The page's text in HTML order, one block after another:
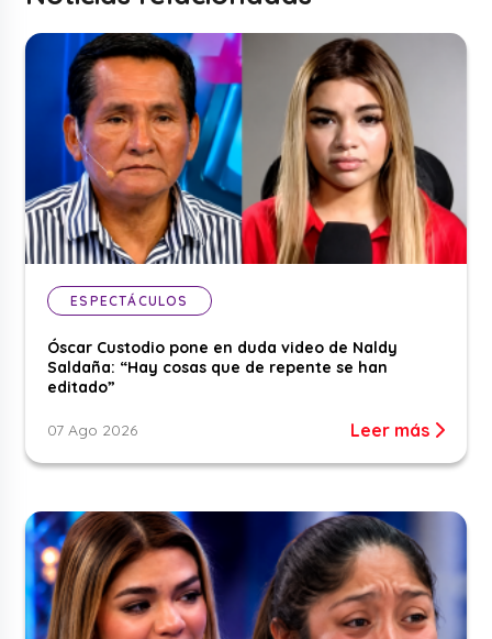
ESPECTÁCULOS
Óscar Custodio pone en duda video de Naldy
Saldaña: “Hay cosas que de repente se han
editado”
07 Ago 2026 Leer más